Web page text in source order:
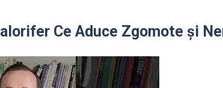
Ce Aduce Zgomote și